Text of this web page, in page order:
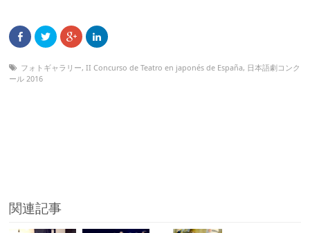
フォトギャラリー,II Concurso de Teatro en japonés de España, 日本語劇コンク
ール 2016
関連記事